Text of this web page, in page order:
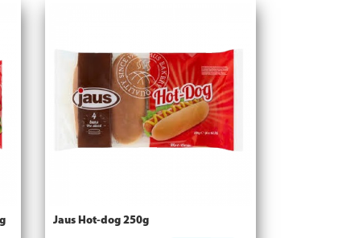
Jaus Hot-dog 250g